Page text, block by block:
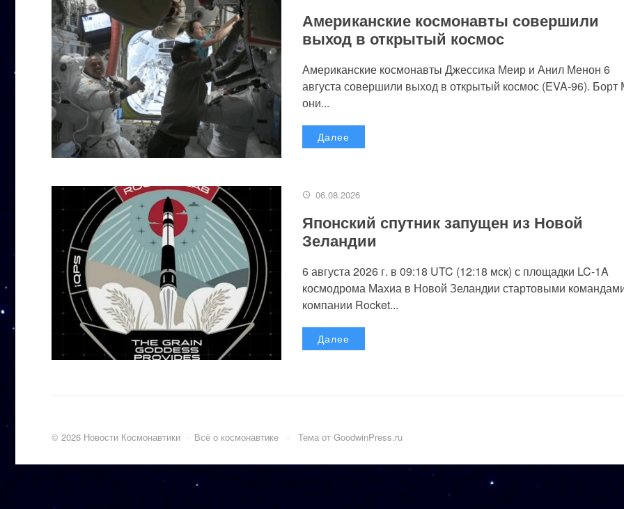
Американские космонавты совершили
выход в открытый космос
Американские космонавты Джессика Меир и Анил Менон 6
августа совершили выход в открытый космос (EVA-96).
они...
Далее
06.08.2026
Японский спутник запущен из Новой
Зеландии
6 августа 2026 г. в 09:18 UTC (12:18 мск) с площадки LC-1A
космодрома Махиа в Новой Зеландии стартовыми
компании Rocket...
Далее
© 2026 Новости Космонавтики · Всё о космонавтике · Тема от GoodwinPress.ru